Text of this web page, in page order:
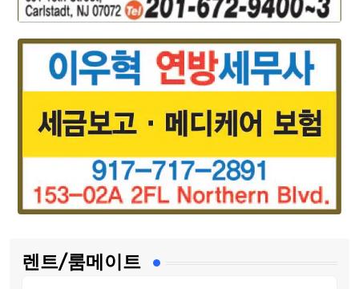
렌트/룸메이트